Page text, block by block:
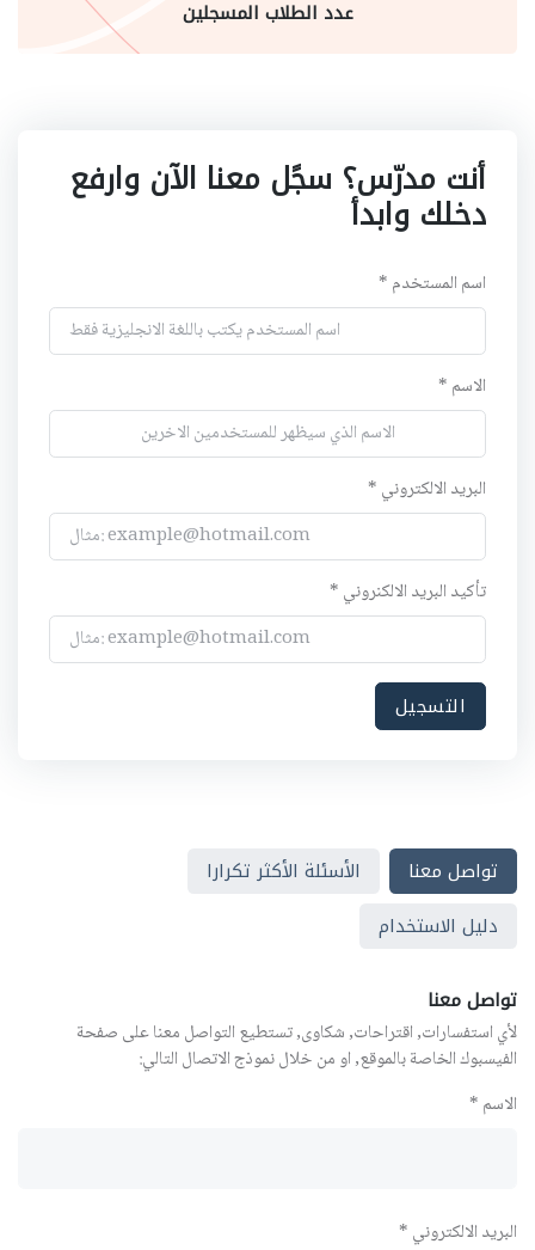
عدد الطلاب المسجلين
أنت مدرّس؟ سجًل معنا الآن وارفع
دخلك وابدأ
اسم المستخدم *
الاسم *
البريد الالكتروني *
تأكيد البريد الالكنروني *
تواصل معنا
الأسئلة الأكثر تكرارا
دليل الاستخدام
تواصل معنا
لأي استفسارات, اقتراحات, شكاوى, تستطيع التواصل معنا على صفحة
الفيسبوك الخاصة بالموقع, او من خلال نموذج الاتصال التالي:
الاسم *
البريد الالكتروني *